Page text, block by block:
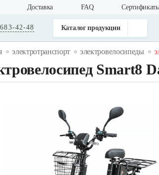
Доставка FAQ
42-48 Каталог продукции
электротранспорт электровелосипеды
Smart8